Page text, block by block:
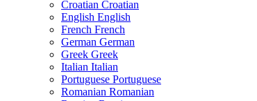
Croatian Croatian
English English
French French
German German
Greek Greek
Italian Italian
Portuguese Portuguese
Romanian Romanian